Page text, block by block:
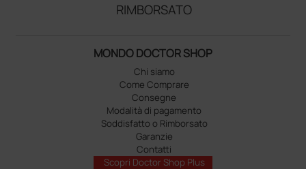
RIMBORSATO
MONDO DOCTOR SHOP
Chi siamo
Come Comprare
Consegne
Modalità di pagamento
Soddisfatto o Rimborsato
Garanzie
Contatti
Scopri Doctor Shop Plus